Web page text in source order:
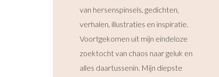
van hersenspinsels, gedichten,
verhalen, illustraties en inspiratie.
Voortgekomen uit mijn eindeloze
zoektocht van chaos naar geluk en
alles daartussenin. Mijn diepste